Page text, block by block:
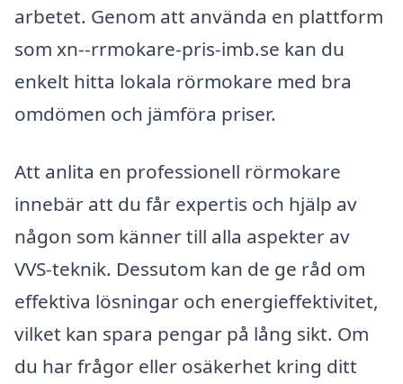
arbetet. Genom att använda en plattform
som xn--rrmokare-pris-imb.se kan du
enkelt hitta lokala rörmokare med bra
omdömen och jämföra priser.
Att anlita en professionell rörmokare
innebär att du får expertis och hjälp av
någon som känner till alla aspekter av
VVS-teknik. Dessutom kan de ge råd om
effektiva lösningar och energieffektivitet,
vilket kan spara pengar på lång sikt. Om
du har frågor eller osäkerhet kring ditt